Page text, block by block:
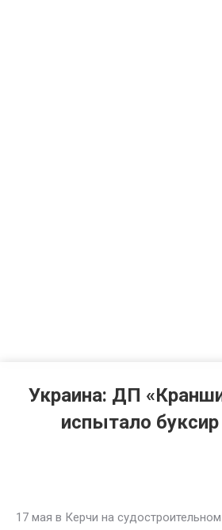
Украина: ДП
испытало буксир
17 мая в Керчи на